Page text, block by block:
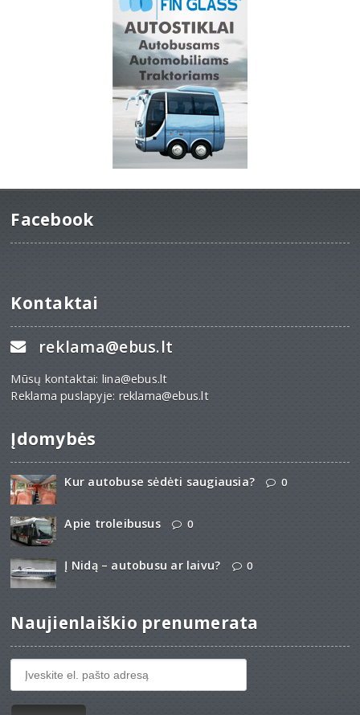
Facebook
Kontaktai
reklama@ebus.lt
Mūsų kontaktai: lina@ebus.lt
Reklama puslapyje: reklama@ebus.lt
Įdomybės
Kur autobuse sėdėti saugiausia? 0
Apie troleibusus 0
Į Nidą – autobusu ar laivu? 0
Naujienlaiškio prenumerata